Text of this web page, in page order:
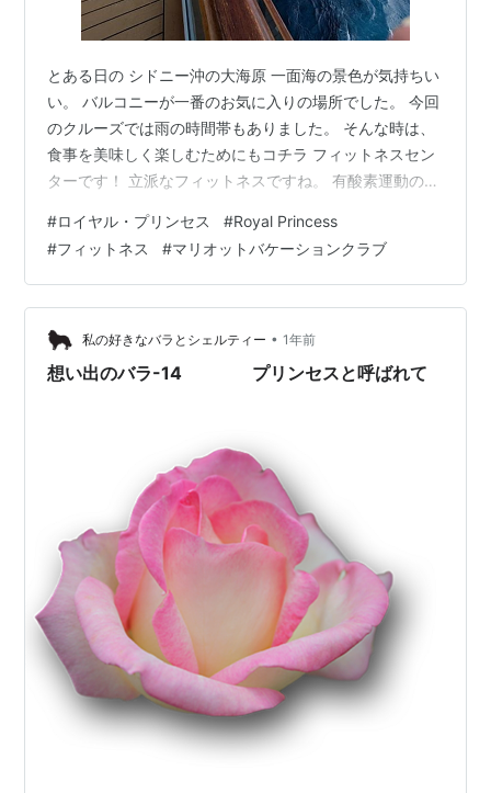
とある日の シドニー沖の大海原 一面海の景色が気持ちい
い。 バルコニーが一番のお気に入りの場所でした。 今回
のクルーズでは雨の時間帯もありました。 そんな時は、
食事を美味しく楽しむためにもコチラ フィットネスセン
ターです！ 立派なフィットネスですね。 有酸素運動の機
ほとんどなし。 クルーズ中、2回ほど本格的に使用。 デ
ッキに出られない雨風が強い時間帯にフィットネスを利
用しました。 というわけで、外の海の様子は白波たって
います。 大型の船も結構揺れます。 ランニングマシンは
通常のように手を放して走っていると危ない。 ちゃんと
つかまって走る必要が…
#ロイヤル・プリンセス #Royal Princess
#フィットネス #マリオットバケーションクラブ
私の好きなバラとシェルティー • 1年前
想い出のバラ-14 プリンセスと呼ばれて